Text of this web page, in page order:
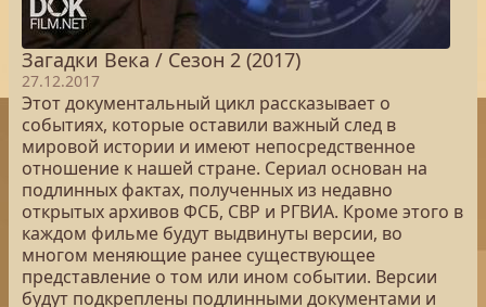
Загадки Века / Сезон 2 (2017)
27.12.2017
Этот документальный цикл рассказывает о
событиях, которые оставили важный след в
мировой истории и имеют непосредственное
отношение к нашей стране. Сериал основан на
подлинных фактах, полученных из недавно
открытых архивов ФСБ, СВР и РГВИА. Кроме этого в
каждом фильме будут выдвинуты версии, во
многом меняющие ранее существующее
представление о том или ином событии. Версии
будут подкреплены подлинными документами и